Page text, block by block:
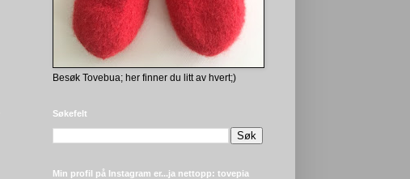
Besøk Tovebua; her finner du litt av hvert;)
Søkefelt
Min profil på Instagram er...ja nettopp: tovepia